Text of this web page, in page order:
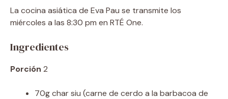
La cocina asiática de Eva Pau se transmite los
miércoles a las 8:30 pm en RTÉ One.
Ingredientes
Porción 2
70g char siu (carne de cerdo a la barbacoa de